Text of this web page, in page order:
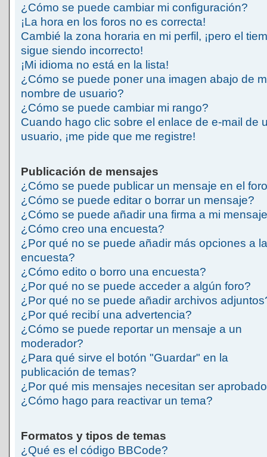
¿Cómo se puede cambiar mi configuración?
¡La hora en los foros no es correcta!
Cambié la zona horaria en mi perfil, ¡pero el
sigue siendo incorrecto!
¡Mi idioma no está en la lista!
¿Cómo se puede poner una imagen abajo de
nombre de usuario?
¿Cómo se puede cambiar mi rango?
Cuando hago clic sobre el enlace de e-mail de
usuario, ¡me pide que me registre!
Publicación de mensajes
¿Cómo se puede publicar un mensaje en el
¿Cómo se puede editar o borrar un mensaje?
¿Cómo se puede añadir una firma a mi
¿Cómo creo una encuesta?
¿Por qué no se puede añadir más opciones a la
encuesta?
¿Cómo edito o borro una encuesta?
¿Por qué no se puede acceder a algún foro?
¿Por qué no se puede añadir archivos
¿Por qué recibí una advertencia?
¿Cómo se puede reportar un mensaje a un
moderador?
¿Para qué sirve el botón "Guardar" en la
publicación de temas?
¿Por qué mis mensajes necesitan ser
¿Cómo hago para reactivar un tema?
Formatos y tipos de temas
¿Qué es el código BBCode?